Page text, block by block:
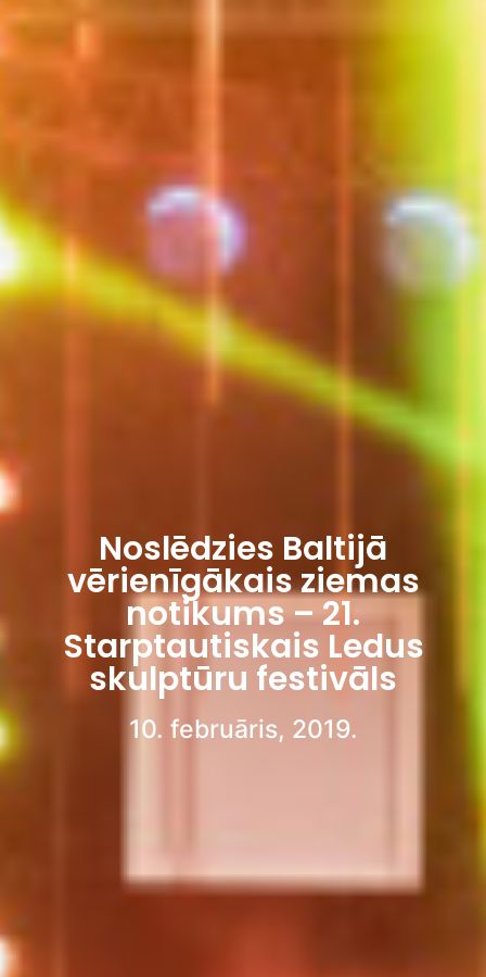
Noslēdzies Baltijā
vērienīgākais ziemas
notikums – 21.
Starptautiskais Ledus
skulptūru festivāls
10. februāris, 2019.